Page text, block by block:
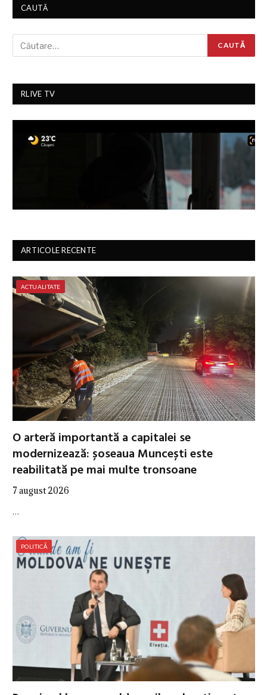
CAUTĂ
RLIVE TV
ARTICOLE RECENTE
ACTUALITATE
O arteră importantă a capitalei se
modernizează: șoseaua Muncești este
reabilitată pe mai multe tronsoane
7 august 2026
…
POLITICĂ